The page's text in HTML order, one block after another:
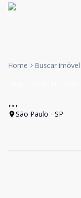
Home Buscar imóvel
...
São Paulo - SP